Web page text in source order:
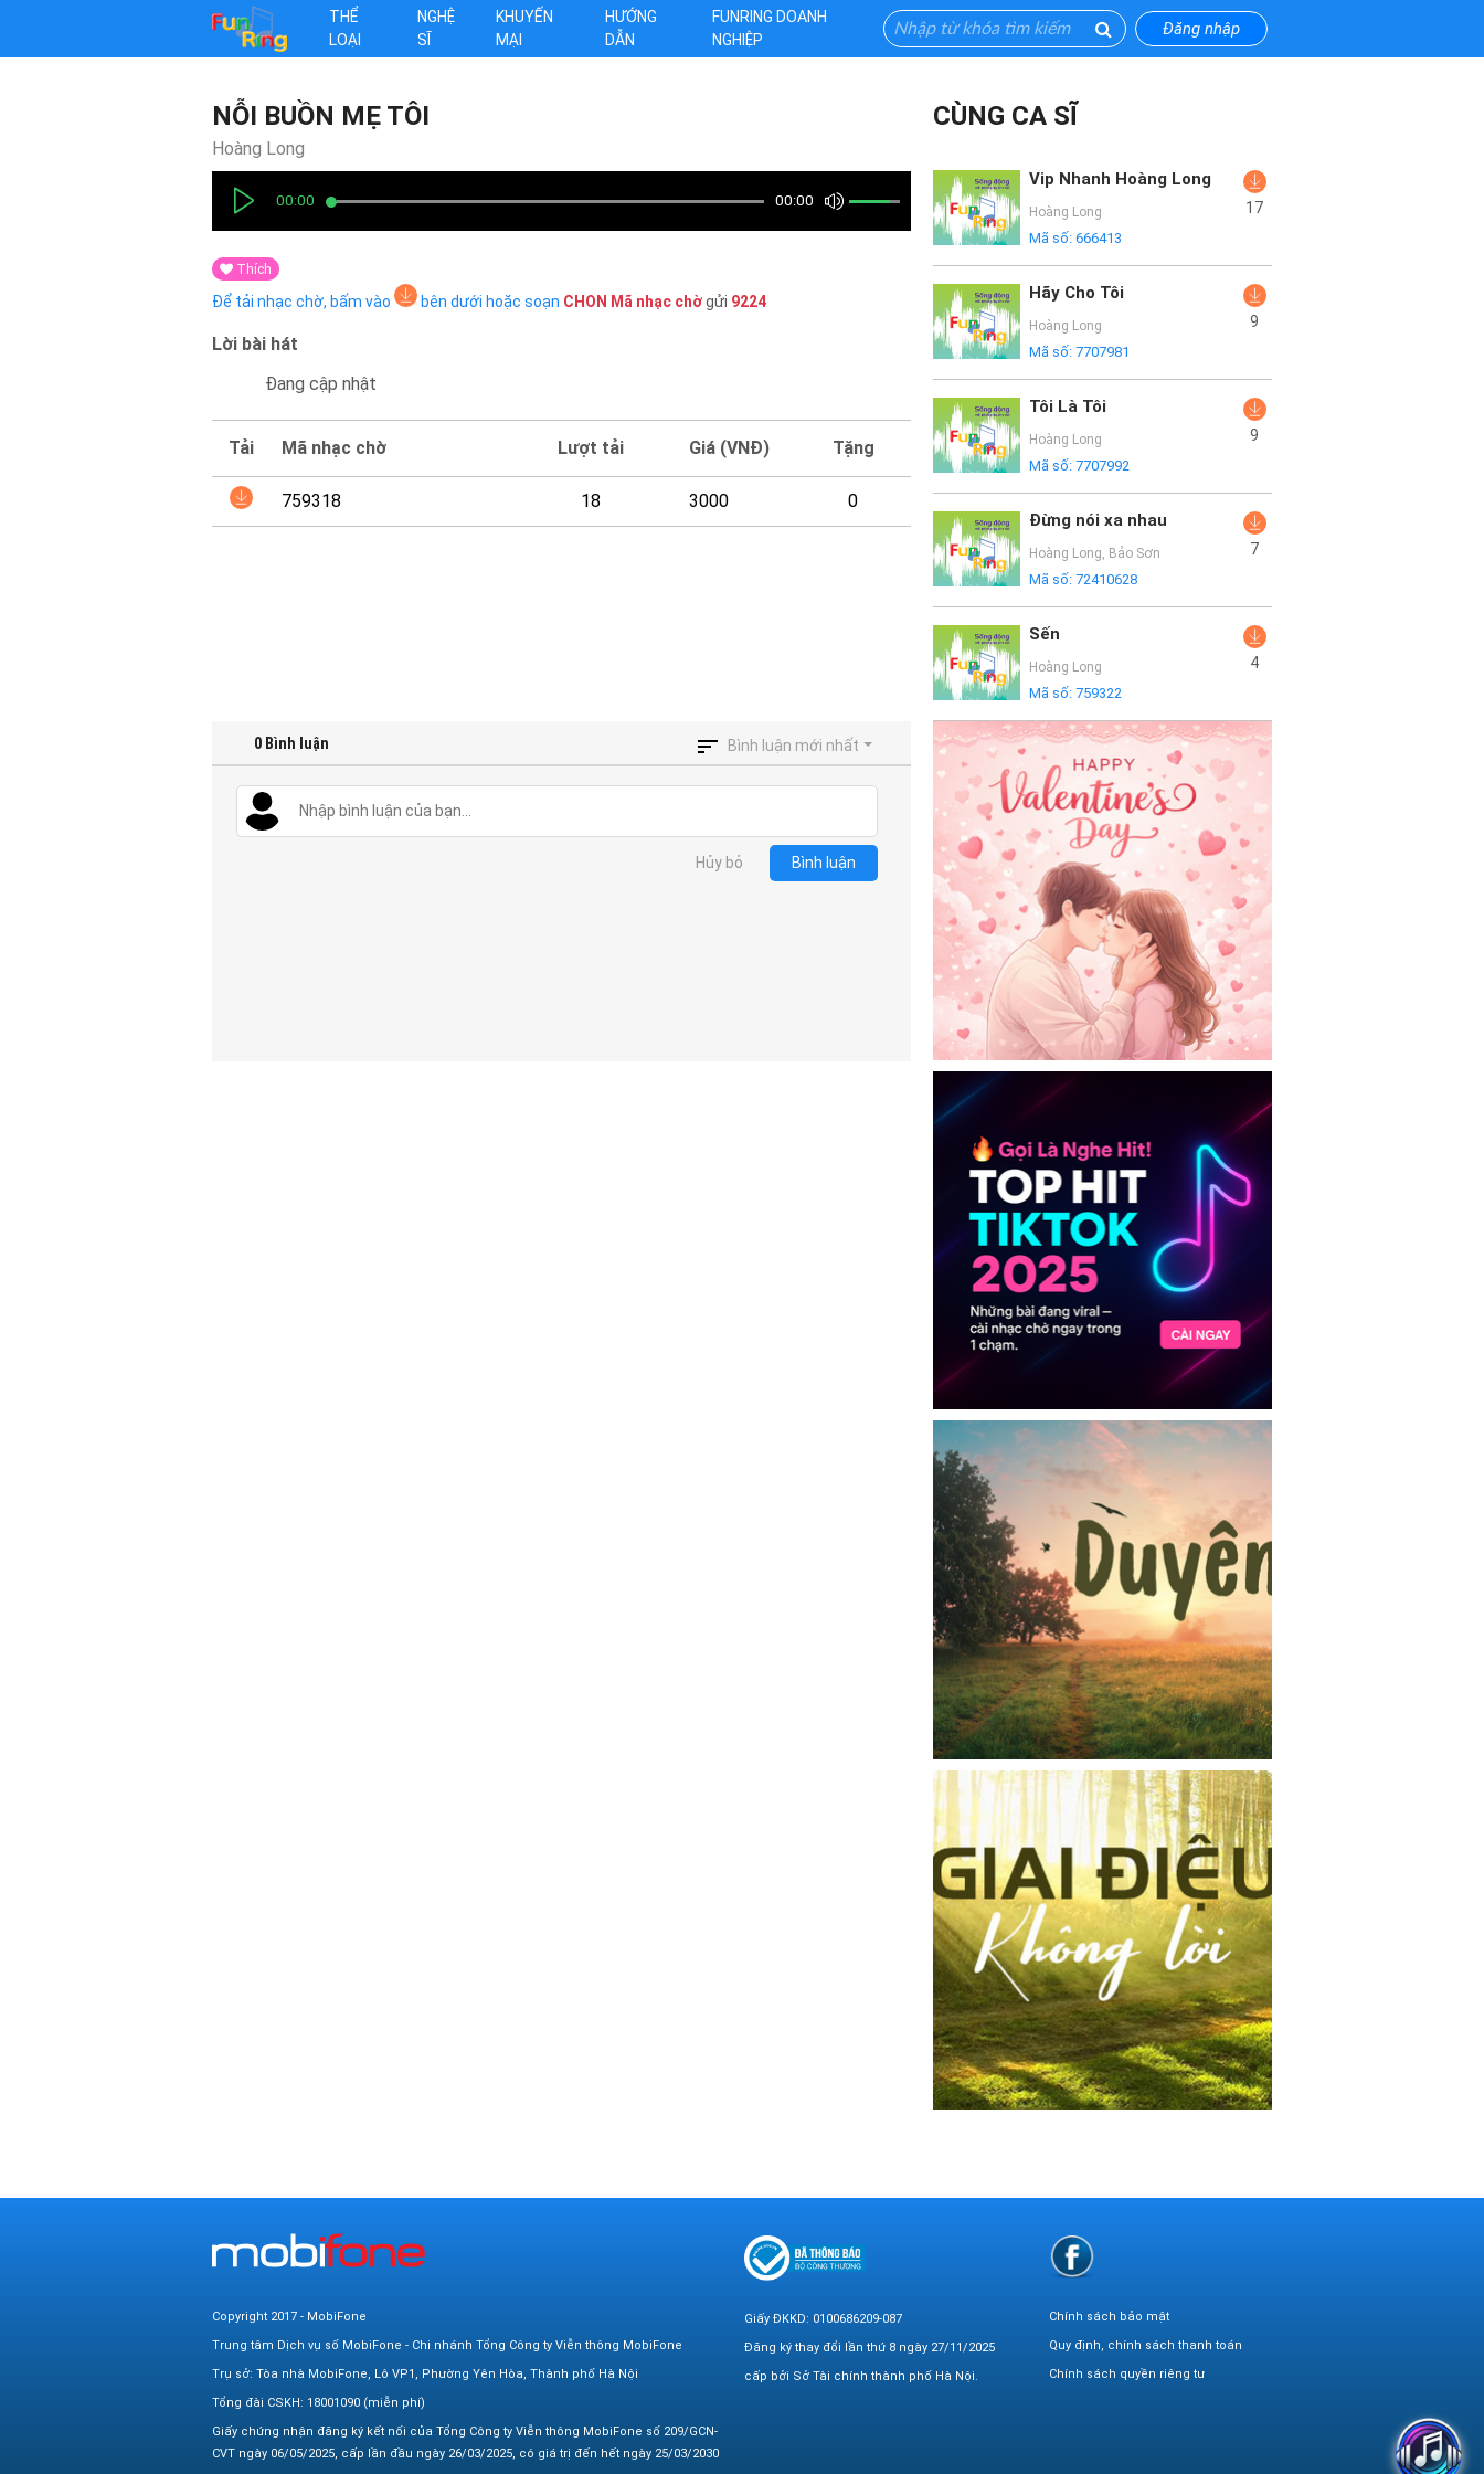
THỂ
LOẠI
NGHỆ
SĨ
KHUYẾN
MẠI
HƯỚNG
DẪN
FUNRING DOANH
NGHIỆP
Đăng nhập
NỖI BUỒN MẸ TÔI
Hoàng Long
00:00 00:00
Thích
Để tải nhạc chờ, bấm vào bên dưới hoặc soạn CHON Mã nhạc chờgửi 9224
Lời bài hát
Đang cập nhật
Tải Mã nhạc chờ Lượt tải Giá (VNĐ) Tặng
759318 18 3000 0
CÙNG CA SĨ
Vip Nhanh Hoàng Long
Hoàng Long
Mã số:666413
17
Hãy Cho Tôi
Hoàng Long
Mã số:7707981
9
Tôi Là Tôi
Hoàng Long
Mã số:7707992
9
Đừng nói xa nhau
Hoàng Long, Bảo Sơn
Mã số:72410628
7
Sến
Hoàng Long
Mã số:759322
4
0 Bình luận Bình luận mới nhất
Hủy bỏ Bình luận
Copyright 2017 - MobiFone
Trung tâm Dịch vụ số MobiFone - Chi nhánh Tổng Công ty Viễn thông MobiFone
Trụ sở: Tòa nhà MobiFone, Lô VP1, Phường Yên Hòa, Thành phố Hà Nội
Tổng đài CSKH: 18001090 (miễn phí)
Giấy chứng nhận đăng ký kết nối của Tổng Công ty Viễn thông MobiFone số 209/GCN-
CVT ngày 06/05/2025, cấp lần đầu ngày 26/03/2025, có giá trị đến hết ngày 25/03/2030
Giấy ĐKKD: 0100686209-087
Đăng ký thay đổi lần thứ 8 ngày 27/11/2025
cấp bởi Sở Tài chính thành phố Hà Nội.
Chính sách bảo mật
Quy định, chính sách thanh toán
Chính sách quyền riêng tư